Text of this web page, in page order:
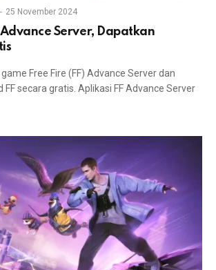
25 November 2024
Server, Dapatkan
Free Fire (FF) Advance Server dan
secara gratis. Aplikasi FF Advance Server